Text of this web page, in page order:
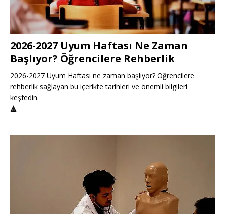
2026-2027 Uyum Haftası Ne Zaman
Başlıyor? Öğrencilere Rehberlik
2026-2027 Uyum Haftası ne zaman başlıyor? Öğrencilere
rehberlik sağlayan bu içerikte tarihleri ve önemli bilgileri
keşfedin.
🔺